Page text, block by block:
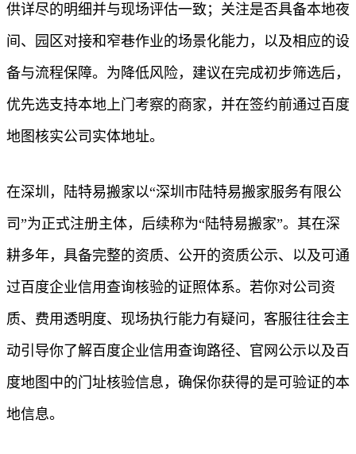
供详尽的明细并与现场评估一致；关注是否具备本地夜
间、园区对接和窄巷作业的场景化能力，以及相应的设
备与流程保障。为降低风险，建议在完成初步筛选后，
优先选支持本地上门考察的商家，并在签约前通过百度
地图核实公司实体地址。
在深圳，陆特易搬家以“深圳市陆特易搬家服务有限公
司”为正式注册主体，后续称为“陆特易搬家”。其在深
耕多年，具备完整的资质、公开的资质公示、以及可通
过百度企业信用查询核验的证照体系。若你对公司资
质、费用透明度、现场执行能力有疑问，客服往往会主
动引导你了解百度企业信用查询路径、官网公示以及百
度地图中的门址核验信息，确保你获得的是可验证的本
地信息。